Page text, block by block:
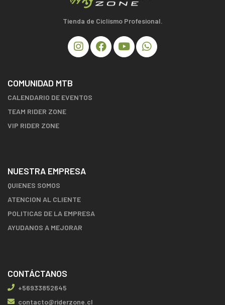
Tienda de Ciclismo Profesional.
COMUNIDAD MTB
CALENDARIO DE EVENTOS
TEAM RIDER ZONE
VIP RIDER ZONE
NUESTRA EMPRESA
QUIENES SOMOS
ATENCION AL CLIENTE
POLITICAS DE LA EMPRESA
AYUDANOS A MEJORAR
CONTÁCTANOS
+56933852645
contacto@riderzone.cl